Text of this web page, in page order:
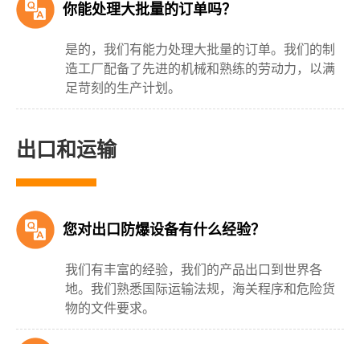
你能处理大批量的订单吗？
是的，我们有能力处理大批量的订单。我们的制
造工厂配备了先进的机械和熟练的劳动力，以满
足苛刻的生产计划。
出口和运输
您对出口防爆设备有什么经验？
我们有丰富的经验，我们的产品出口到世界各
地。我们熟悉国际运输法规，海关程序和危险货
物的文件要求。